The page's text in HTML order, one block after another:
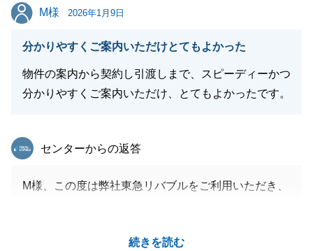
今後は確定申告など、複雑なお手続きがおありかと存
ポートを行っておりますので、今後とも是非、お気軽
にお声掛けください。
この度は本当にありがとうございました。
今後ともご贔屓によろしくお願いいたします。
M様
M様 2026年1月9日
分かりやすくご案内いただけとてもよかった
物件の案内から契約し引渡しまで、スピーディーかつ
分かりやすくご案内いただけ、とてもよかったです。
続きを読む
東急リバブル
センターからの返答
M様、この度は弊社東急リバブルをご利用いただき、
で、このようなお言葉を頂戴できるのは営業担当とし